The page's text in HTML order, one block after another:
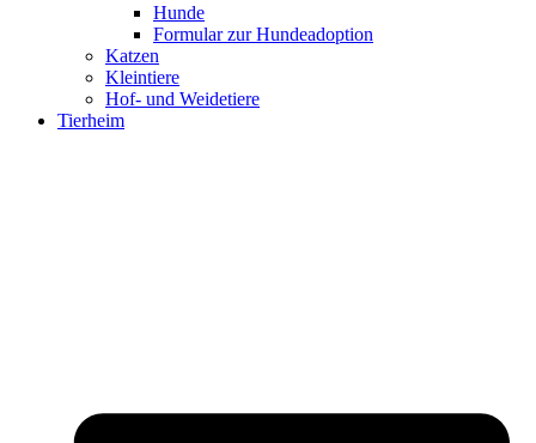
Hunde
Formular zur Hundeadoption
Katzen
Kleintiere
Hof- und Weidetiere
Tierheim